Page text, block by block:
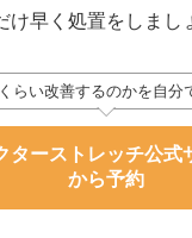
け早く処置をしまし
らい改善するのかを自分
ターストレッチ公式
から予約